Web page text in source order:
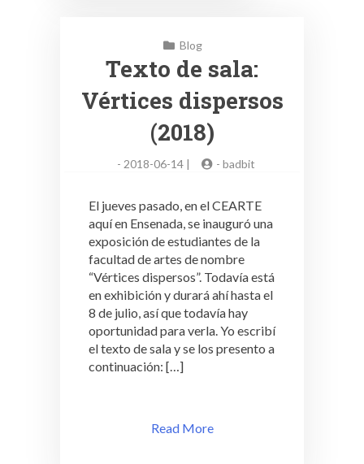
Blog
Texto de sala:
Vértices dispersos
(2018)
- 2018-06-14 | - badbit
El jueves pasado, en el CEARTE
aquí en Ensenada, se inauguró una
exposición de estudiantes de la
facultad de artes de nombre
“Vértices dispersos”. Todavía está
en exhibición y durará ahí hasta el
8 de julio, así que todavía hay
oportunidad para verla. Yo escribí
el texto de sala y se los presento a
continuación: […]
Read More